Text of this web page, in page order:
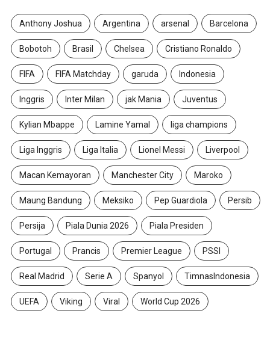
Anthony Joshua Argentina arsenal Barcelona
Bobotoh Brasil Chelsea Cristiano Ronaldo
FIFA FIFA Matchday garuda Indonesia
Inggris Inter Milan jak Mania Juventus
Kylian Mbappe Lamine Yamal liga champions
Liga Inggris Liga Italia Lionel Messi Liverpool
Macan Kemayoran Manchester City Maroko
Maung Bandung Meksiko Pep Guardiola Persib
Persija Piala Dunia 2026 Piala Presiden
Portugal Prancis Premier League PSSI
Real Madrid Serie A Spanyol TimnasIndonesia
UEFA Viking Viral World Cup 2026